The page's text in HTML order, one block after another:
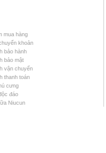
mua hàng
khoản
bảo hành
bảo mật
vận chuyển
thanh toán
cưng
đáo
Niucun